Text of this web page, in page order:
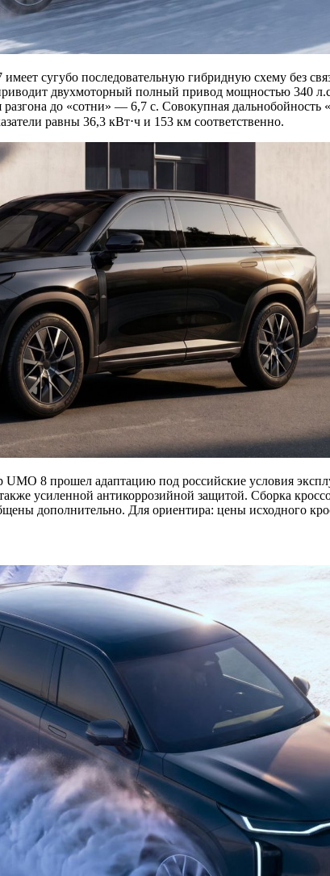
имеет сугубо последовательную гибридную схему без
двухмоторный полный привод мощностью 340
до «сотни» — 6,7 с. Совокупная
равны 36,3 кВт⋅ч и 153 км соответственно.
UMO 8 прошел адаптацию под российские условия
усиленной антикоррозийной защитой. Сборка
дополнительно. Для ориентира: цены исходного